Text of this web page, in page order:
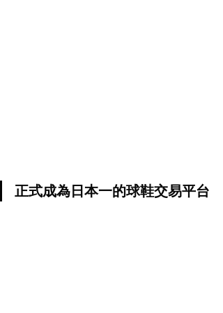
正式成為日本一的球鞋交易平台